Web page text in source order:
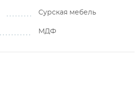
Сурская мебель
МДФ